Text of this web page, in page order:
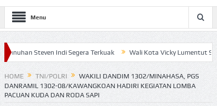
Menu
Indi Segera Terkuak Wali Kota Vicky Lumentut Serahkan
HOME TNI/POLRI
WAKILI DANDIM 1302/MINAHASA, PGS
DANRAMIL 1302-08/KAWANGKOAN HADIRI KEGIATAN LOMBA
PACUAN KUDA DAN RODA SAPI